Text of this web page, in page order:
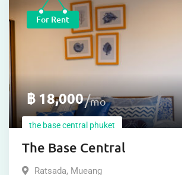
For Rent
฿18,000 mo
the base central phuket
The Base Central
Ratsada, Mueang